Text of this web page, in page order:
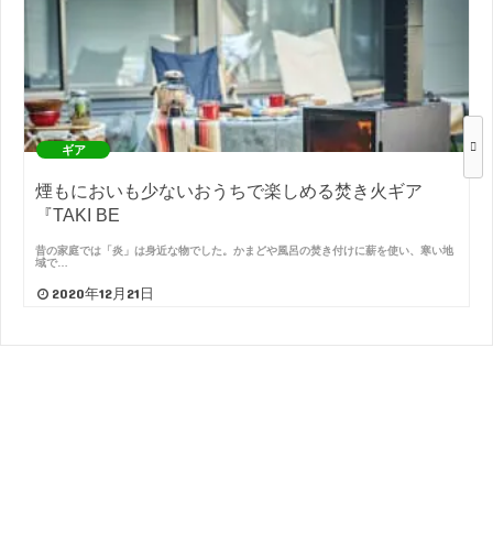
ギア
煙もにおいも少ないおうちで楽しめる焚き火ギア
『TAKI BE
昔の家庭では「炎」は身近な物でした。かまどや風呂の焚き付けに薪を使い、寒い地
域で…
2020年12月21日